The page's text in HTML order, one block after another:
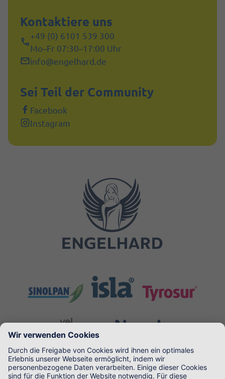
Kontaktiere uns
+49 (0) 6101 539 300
Mo–Fr 07:30–17:00 Uhr
info@engelhard.de
Sei Teil der Community
Facebook
Instagram